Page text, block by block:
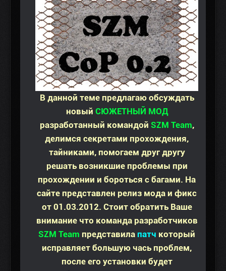
В данной теме предлагаю обсуждать
новый CЮЖЕТНЫЙ МОД
разработанный командой SZM Team,
делимся секретами прохождения,
тайниками, помогаем друг другу
решать возникшие проблемы при
прохождении и бороться с багами. На
сайте представлен релиз мода и фикс
от 01.03.2012. Стоит обратить Ваше
внимание что команда разработчиков
SZM Team представила патч который
исправляет большую чась проблем,
после его установки будет